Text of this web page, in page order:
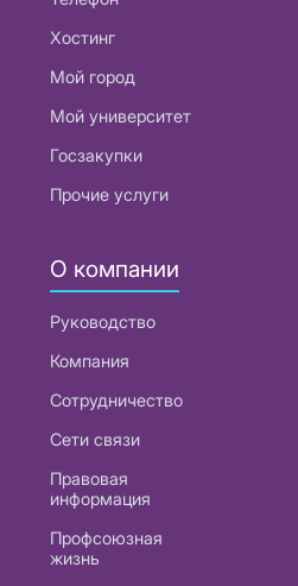
Хостинг
Мой город
Мой университет
Госзакупки
Прочие услуги
О компании
Руководство
Компания
Сотрудничество
Сети связи
Правовая
информация
Профсоюзная
жизнь